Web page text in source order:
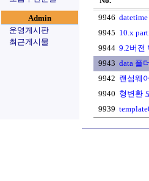
Admin
운영게시판
최근게시물
9946
9945 10.x
9944 9.2버전
9943 data 폴
9942 랜섬웨
9940 형변환
9939